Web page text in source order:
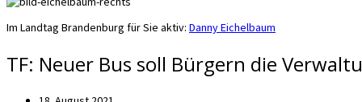
Im Landtag Brandenburg für Sie aktiv: Danny Eichelbaum
TF: Neuer Bus soll Bürgern die